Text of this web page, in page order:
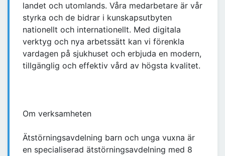
landet och utomlands. Våra medarbetare är vår
styrka och de bidrar i kunskapsutbyten
nationellt och internationellt. Med digitala
verktyg och nya arbetssätt kan vi förenkla
vardagen på sjukhuset och erbjuda en modern,
tillgänglig och effektiv vård av högsta kvalitet.
Om verksamheten
Ätstörningsavdelning barn och unga vuxna är
en specialiserad ätstörningsavdelning med 8